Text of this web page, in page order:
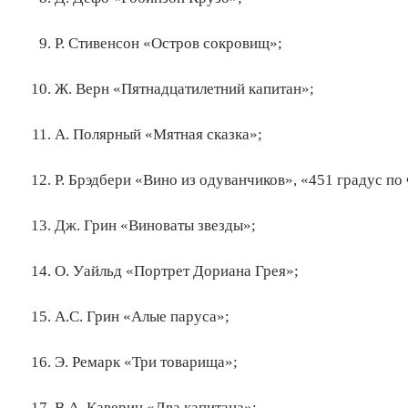
Р. Стивенсон «Остров сокровищ»;
Ж. Верн «Пятнадцатилетний капитан»;
А. Полярный «Мятная сказка»;
Р. Брэдбери «Вино из одуванчиков», «451 градус
Дж. Грин «Виноваты звезды»;
О. Уайльд «Портрет Дориана Грея»;
А.С. Грин «Алые паруса»;
Э. Ремарк «Три товарища»;